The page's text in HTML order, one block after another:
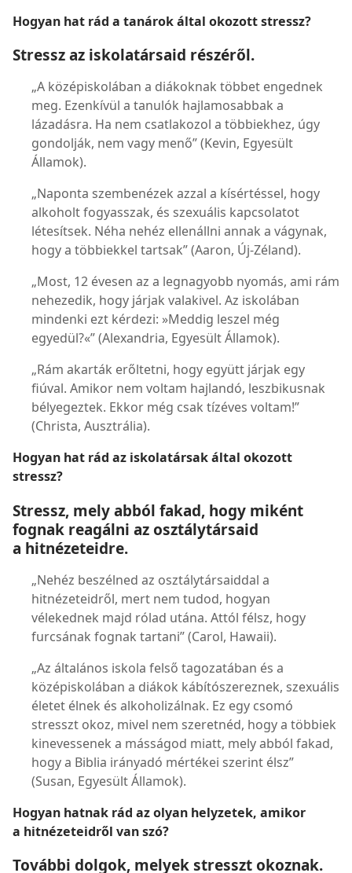
Hogyan hat rád a tanárok által okozott stressz?
Stressz az iskolatársaid részéről.
„A középiskolában a diákoknak többet engednek
meg. Ezenkívül a tanulók hajlamosabbak a
lázadásra. Ha nem csatlakozol a többiekhez, úgy
gondolják, nem vagy menő” (Kevin, Egyesült
Államok).
„Naponta szembenézek azzal a kísértéssel, hogy
alkoholt fogyasszak, és szexuális kapcsolatot
létesítsek. Néha nehéz ellenállni annak a vágynak,
hogy a többiekkel tartsak” (Aaron, Új-Zéland).
„Most, 12 évesen az a legnagyobb nyomás, ami rám
nehezedik, hogy járjak valakivel. Az iskolában
mindenki ezt kérdezi: »Meddig leszel még
egyedül?«” (Alexandria, Egyesült Államok).
„Rám akarták erőltetni, hogy együtt járjak egy
fiúval. Amikor nem voltam hajlandó, leszbikusnak
bélyegeztek. Ekkor még csak tízéves voltam!”
(Christa, Ausztrália).
Hogyan hat rád az iskolatársak által okozott
stressz?
Stressz, mely abból fakad, hogy miként
fognak reagálni az osztálytársaid
a hitnézeteidre.
„Nehéz beszélned az osztálytársaiddal a
hitnézeteidről, mert nem tudod, hogyan
vélekednek majd rólad utána. Attól félsz, hogy
furcsának fognak tartani” (Carol, Hawaii).
„Az általános iskola felső tagozatában és a
középiskolában a diákok kábítószereznek, szexuális
életet élnek és alkoholizálnak. Ez egy csomó
stresszt okoz, mivel nem szeretnéd, hogy a többiek
kinevessenek a másságod miatt, mely abból fakad,
hogy a Biblia irányadó mértékei szerint élsz”
(Susan, Egyesült Államok).
Hogyan hatnak rád az olyan helyzetek, amikor
a hitnézeteidről van szó?
További dolgok, melyek stresszt okoznak.